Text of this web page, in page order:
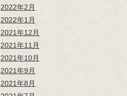
2022年2月
2022年1月
2021年12月
2021年11月
2021年10月
2021年9月
2021年8月